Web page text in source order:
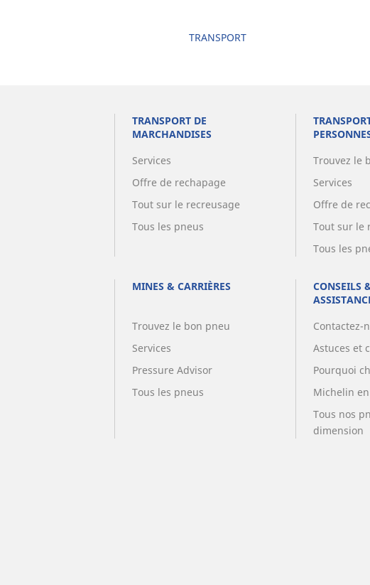
TRANSPORT
TRANSPORT DE
MARCHANDISES
Services
Offre de rechapage
Tout sur le recreusage
Tous les pneus
Trouvez le
Services
Offre de
Tout sur le
Tous les
MINES & CARRIÈRES
Trouvez le bon pneu
Services
Pressure Advisor
Tous les pneus
CONSEILS
Contactez-
Astuces et
Pourquoi
Michelin
Tous nos
dimension